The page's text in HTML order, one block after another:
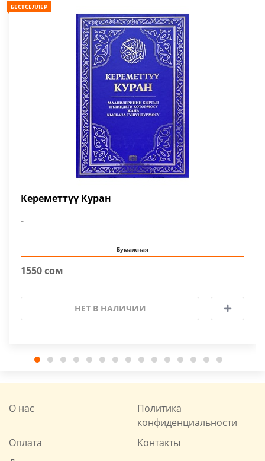
БЕСТСЕЛЛЕР
Кереметтүү Куран
-
Бумажная
1550 сом
НЕТ В НАЛИЧИИ
О нас
Политика
конфиденциальности
Оплата
Контакты